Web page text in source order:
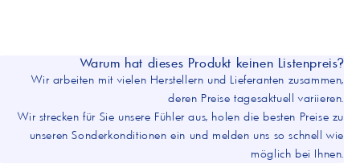
60,2 kPa
Siedeverlauf
25,1 Vol-%
Warum hat dieses Produkt keinen Listenpreis?
Wir arbeiten mit vielen Herstellern und Lieferanten zusammen,
deren Preise tagesaktuell variieren.
Wir strecken für Sie unsere Fühler aus, holen die besten Preise zu
unseren Sonderkonditionen ein und melden uns so schnell wie
möglich bei Ihnen.